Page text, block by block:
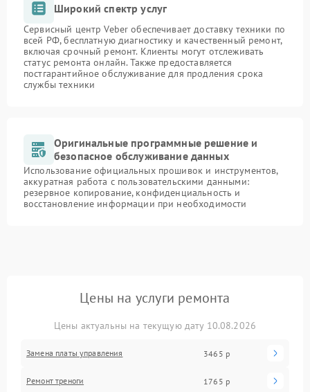
Широкий спектр услуг
Сервисный центр Veber обеспечивает доставку техники по
всей РФ, бесплатную диагностику и качественный ремонт,
включая срочный ремонт. Клиенты могут отслеживать
статус ремонта онлайн. Также предоставляется
постгарантийное обслуживание для продления срока
службы техники
Оригинальные программные решение и
безопасное обслуживание данных
Использование официальных прошивок и инструментов,
аккуратная работа с пользовательскими данными:
резервное копирование, конфиденциальность и
восстановление информации при необходимости
Цены на услуги ремонта
Цены актуальны на текущую дату 10.08.2026
Замена платы управления 3465 р
Ремонт треноги 1765 р